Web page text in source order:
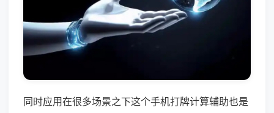
同时应用在很多场景之下这个手机打牌计算辅助也是